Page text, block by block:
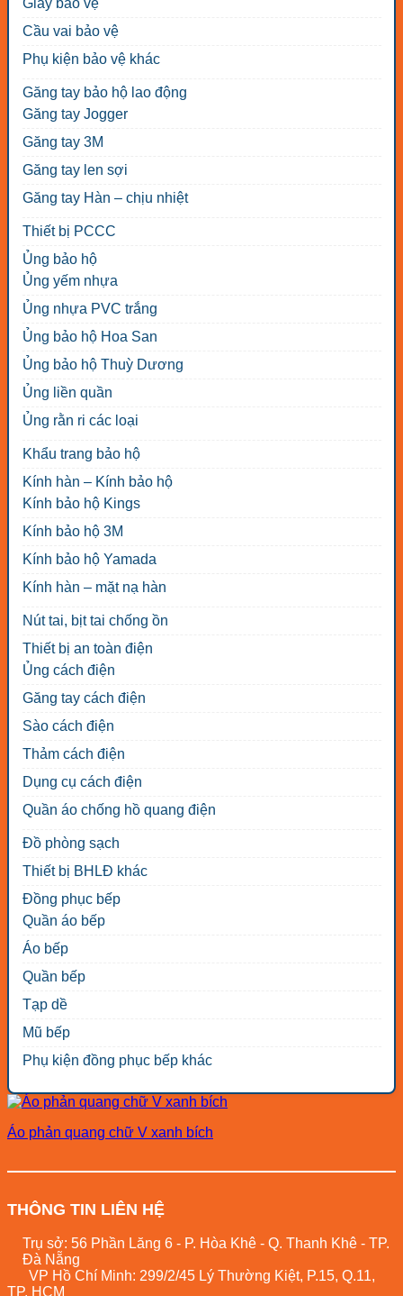
Cầu vai bảo vệ
Phụ kiện bảo vệ khác
Găng tay bảo hộ lao động
Găng tay Jogger
Găng tay 3M
Găng tay len sợi
Găng tay Hàn – chịu nhiệt
Thiết bị PCCC
Ủng bảo hộ
Ủng yếm nhựa
Ủng nhựa PVC trắng
Ủng bảo hộ Hoa San
Ủng bảo hộ Thuỳ Dương
Ủng liền quần
Ủng rằn ri các loại
Khẩu trang bảo hộ
Kính hàn – Kính bảo hộ
Kính bảo hộ Kings
Kính bảo hộ 3M
Kính bảo hộ Yamada
Kính hàn – mặt nạ hàn
Nút tai, bịt tai chống ồn
Thiết bị an toàn điện
Ủng cách điện
Găng tay cách điện
Sào cách điện
Thảm cách điện
Dụng cụ cách điện
Quần áo chống hồ quang điện
Đồ phòng sạch
Thiết bị BHLĐ khác
Đồng phục bếp
Quần áo bếp
Áo bếp
Quần bếp
Tạp dề
Mũ bếp
Phụ kiện đồng phục bếp khác
Áo phản quang chữ V xanh bích
THÔNG TIN LIÊN HỆ
Trụ sở: 56 Phần Lăng 6 - P. Hòa Khê - Q. Thanh Khê - TP.
Đà Nẵng
VP Hồ Chí Minh: 299/2/45 Lý Thường Kiệt, P.15, Q.11,
TP. HCM